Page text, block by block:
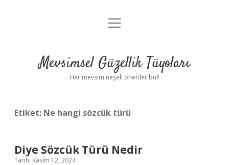
Anasayfa
Yasal Uyarı
menüyü
Mevsimsel Güzellik Tüyoları
Her mevsim neşeli öneriler bul!
Etiket: Ne hangi sözcük türü
Diye Sözcük Türü Nedir
Tarih: Kasım 12, 2024